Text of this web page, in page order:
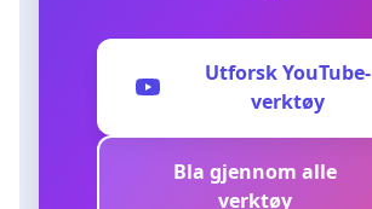
Utforsk YouTube-
verktøy
Bla gjennom alle
verktøy